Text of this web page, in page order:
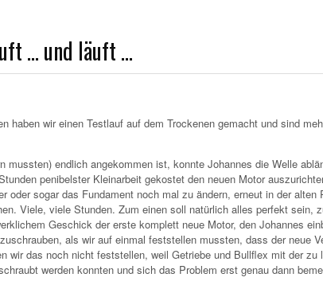
… und läuft …
haben wir einen Testlauf auf dem Trockenen gemacht und sind
mussten) endlich angekommen ist, konnte Johannes die Welle
penibelster Kleinarbeit gekostet den neuen Motor
oder sogar das Fundament noch mal zu ändern, erneut in der alten
Viele, viele Stunden. Zum einen soll natürlich alles perfekt sein,
Geschick der erste komplett neue Motor, den Johannes
als wir auf einmal feststellen mussten, dass der neue
wir das noch nicht feststellen, weil Getriebe und Bullflex mit der zu
werden konnten und sich das Problem erst genau dann